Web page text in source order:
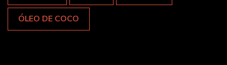
ÓLEO DE COCO